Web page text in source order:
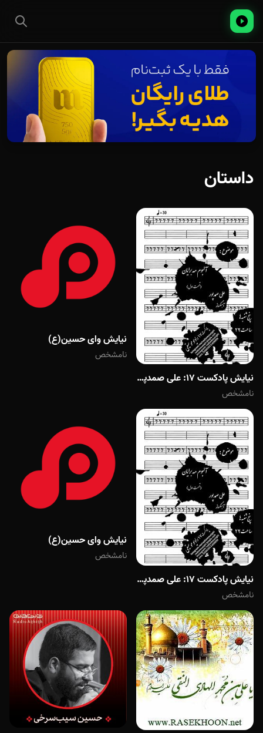
داستان
نیایش پادکست 17: علی صمدپور (قسمت اول)
نامشخص
نیایش وای حسین(ع)
نامشخص
نیایش پادکست 17: علی صمدپور (قسمت اول)
نامشخص
نیایش وای حسین(ع)
نامشخص